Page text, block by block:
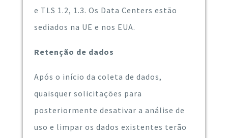
e TLS 1.2, 1.3. Os Data Centers estão
sediados na UE e nos EUA.
Retenção de dados
Após o início da coleta de dados,
quaisquer solicitações para
posteriormente desativar a análise de
uso e limpar os dados existentes terão